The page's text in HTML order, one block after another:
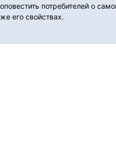
оповестить потребителей о
же его свойствах.